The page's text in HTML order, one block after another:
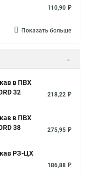
110,90 ₽
Показать больше
в ПВХ
32
218,22 ₽
в ПВХ
38
275,95 ₽
РЗ-ЦХ
186,88 ₽